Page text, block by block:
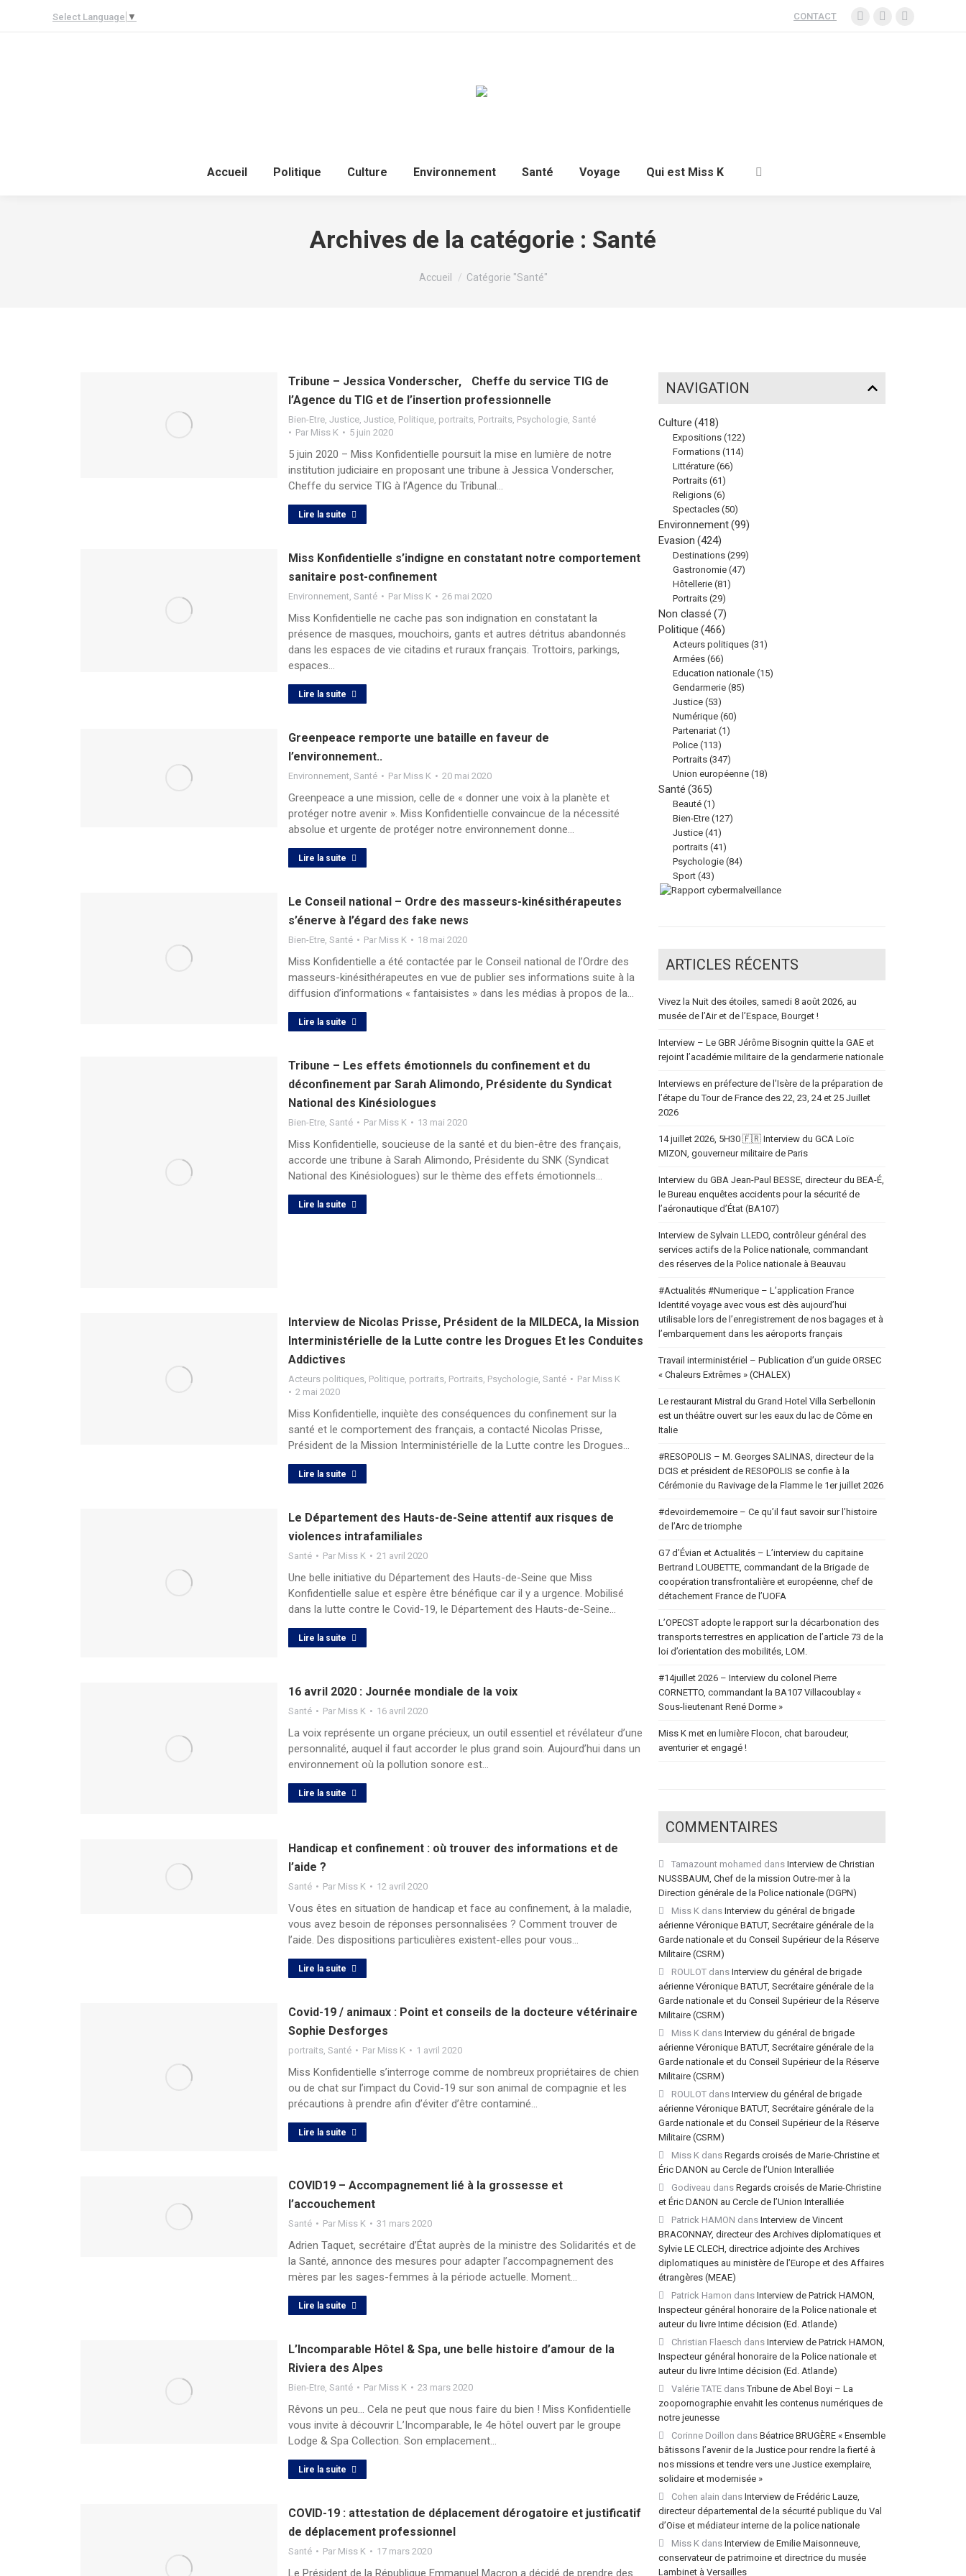
Select Language ▼ CONTACT
Accueil Politique Culture Environnement Santé Voyage Qui est Miss K
Archives de la catégorie : Santé
Vous êtes ici :
Accueil Catégorie "Santé"
Tribune – Jessica Vonderscher, Cheffe du service TIG de
l’Agence du TIG et de l’insertion professionnelle
Bien-Etre,Justice,Justice, Politique, portraits, Portraits, Psychologie,Santé
Par Miss K 5 juin 2020
5 juin 2020 – Miss Konfidentielle poursuit la mise en lumière de notre
institution judiciaire en proposant une tribune à Jessica Vonderscher,
Cheffe du service TIG à l’Agence du Tribunal…
Lire la suite
Miss Konfidentielle s’indigne en constatant notre comportement
sanitaire post-confinement
Environnement,Santé Par Miss K 26 mai 2020
Miss Konfidentielle ne cache pas son indignation en constatant la
présence de masques, mouchoirs, gants et autres détritus abandonnés
dans les espaces de vie citadins et ruraux français. Trottoirs, parkings,
espaces…
Lire la suite
Greenpeace remporte une bataille en faveur de
l’environnement..
Environnement,Santé Par Miss K 20 mai 2020
Greenpeace a une mission, celle de « donner une voix à la planète et
protéger notre avenir ». Miss Konfidentielle convaincue de la nécessité
absolue et urgente de protéger notre environnement donne…
Lire la suite
Le Conseil national – Ordre des masseurs-kinésithérapeutes
s’énerve à l’égard des fake news
Bien-Etre,Santé Par Miss K 18 mai 2020
Miss Konfidentielle a été contactée par le Conseil national de l’Ordre des
masseurs-kinésithérapeutes en vue de publier ses informations suite à la
diffusion d’informations « fantaisistes » dans les médias à propos de la…
Lire la suite
Tribune – Les effets émotionnels du confinement et du
déconfinement par Sarah Alimondo, Présidente du Syndicat
National des Kinésiologues
Bien-Etre,Santé Par Miss K 13 mai 2020
Miss Konfidentielle, soucieuse de la santé et du bien-être des français,
accorde une tribune à Sarah Alimondo, Présidente du SNK (Syndicat
National des Kinésiologues) sur le thème des effets émotionnels…
Lire la suite
Interview de Nicolas Prisse, Président de la MILDECA, la Mission
Interministérielle de la Lutte contre les Drogues Et les Conduites
Addictives
Acteurs politiques Politique portraits Portraits Psychologie ,Santé Par Miss K
2 mai 2020
Miss Konfidentielle, inquiète des conséquences du confinement sur la
santé et le comportement des français, a contacté Nicolas Prisse,
Président de la Mission Interministérielle de la Lutte contre les Drogues…
Lire la suite
Le Département des Hauts-de-Seine attentif aux risques de
violences intrafamiliales
Santé Par Miss K 21 avril 2020
Une belle initiative du Département des Hauts-de-Seine que Miss
Konfidentielle salue et espère être bénéfique car il y a urgence. Mobilisé
dans la lutte contre le Covid-19, le Département des Hauts-de-Seine…
Lire la suite
16 avril 2020 : Journée mondiale de la voix
Santé Par Miss K 16 avril 2020
La voix représente un organe précieux, un outil essentiel et révélateur d’une
personnalité, auquel il faut accorder le plus grand soin. Aujourd’hui dans un
environnement où la pollution sonore est…
Lire la suite
Handicap et confinement : où trouver des informations et de
l’aide ?
Santé Par Miss K 12 avril 2020
Vous êtes en situation de handicap et face au confinement, à la maladie,
vous avez besoin de réponses personnalisées ? Comment trouver de
l’aide. Des dispositions particulières existent-elles pour vous…
Lire la suite
Covid-19 / animaux : Point et conseils de la docteure vétérinaire
Sophie Desforges
portraits,Santé Par Miss K 1 avril 2020
Miss Konfidentielle s’interroge comme de nombreux propriétaires de chien
ou de chat sur l’impact du Covid-19 sur son animal de compagnie et les
précautions à prendre afin d’éviter d’être contaminé…
Lire la suite
COVID19 – Accompagnement lié à la grossesse et
l’accouchement
Santé Par Miss K 31 mars 2020
Adrien Taquet, secrétaire d’État auprès de la ministre des Solidarités et de
la Santé, annonce des mesures pour adapter l’accompagnement des
mères par les sages-femmes à la période actuelle. Moment…
Lire la suite
L’Incomparable Hôtel & Spa, une belle histoire d’amour de la
Riviera des Alpes
Bien-Etre ,Santé Par Miss K 23 mars 2020
Rêvons un peu… Cela ne peut que nous faire du bien ! Miss Konfidentielle
vous invite à découvrir L’Incomparable, le 4e hôtel ouvert par le groupe
Lodge & Spa Collection. Son emplacement…
Lire la suite
COVID-19 : attestation de déplacement dérogatoire et justificatif
de déplacement professionnel
Santé Par Miss K 17 mars 2020
Le Président de la République Emmanuel Macron a décidé de prendre des
NAVIGATION
Culture (418)
Expositions (122)
Formations (114)
Littérature (66)
Portraits (61)
Religions (6)
Spectacles (50)
Environnement(99)
Evasion (424)
Destinations (299)
Gastronomie (47)
Hôtellerie (81)
Portraits (29)
Non classé (7)
Politique (466)
Acteurs politiques (31)
Armées (66)
Education nationale (15)
Gendarmerie (85)
Justice (53)
Numérique (60)
Partenariat (1)
Police (113)
Portraits (347)
Union européenne (18)
Santé (365)
Beauté (1)
Bien-Etre (127)
Justice (41)
portraits (41)
Psychologie (84)
Sport (43)
ARTICLES RÉCENTS
Vivez la Nuit des étoiles, samedi 8 août 2026, au
musée de l’Air et de l’Espace, Bourget !
Interview – Le GBR Jérôme Bisognin quitte la GAE et
rejoint l’académie militaire de la gendarmerie nationale
Interviews en préfecture de l’Isère de la préparation de
l’étape du Tour de France des 22, 23, 24 et 25 Juillet
2026
14 juillet 2026, 5H30 🇫🇷 Interview du GCA Loïc
MIZON, gouverneur militaire de Paris
Interview du GBA Jean-Paul BESSE, directeur du BEA-É,
le Bureau enquêtes accidents pour la sécurité de
l’aéronautique d’État (BA107)
Interview de Sylvain LLEDO, contrôleur général des
services actifs de la Police nationale, commandant
des réserves de la Police nationale à Beauvau
#Actualités #Numerique – L’application France
Identité voyage avec vous est dès aujourd’hui
utilisable lors de l’enregistrement de nos bagages et à
l’embarquement dans les aéroports français
Travail interministériel – Publication d’un guide ORSEC
« Chaleurs Extrêmes » (CHALEX)
Le restaurant Mistral du Grand Hotel Villa Serbellonin
est un théâtre ouvert sur les eaux du lac de Côme en
Italie
#RESOPOLIS – M. Georges SALINAS, directeur de la
DCIS et président de RESOPOLIS se confie à la
Cérémonie du Ravivage de la Flamme le 1er juillet 2026
#devoirdememoire – Ce qu’il faut savoir sur l’histoire
de l’Arc de triomphe
G7 d’Évian et Actualités – L’interview du capitaine
Bertrand LOUBETTE, commandant de la Brigade de
coopération transfrontalière et européenne, chef de
détachement France de l’UOFA
L’OPECST adopte le rapport sur la décarbonation des
transports terrestres en application de l’article 73 de la
loi d’orientation des mobilités, LOM.
#14juillet 2026 – Interview du colonel Pierre
CORNETTO, commandant la BA107 Villacoublay «
Sous-lieutenant René Dorme »
Miss K met en lumière Flocon, chat baroudeur,
aventurier et engagé !
COMMENTAIRES
Tamazount mohamed dans Interview de Christian
NUSSBAUM, Chef de la mission Outre-mer à la
Direction générale de la Police nationale (DGPN)
Miss Kdans Interview du général de brigade
aérienne Véronique BATUT, Secrétaire générale de la
Garde nationale et du Conseil Supérieur de la Réserve
Militaire (CSRM)
ROULOTdans Interview du général de brigade
aérienne Véronique BATUT, Secrétaire générale de la
Garde nationale et du Conseil Supérieur de la Réserve
Militaire (CSRM)
Miss Kdans Interview du général de brigade
aérienne Véronique BATUT, Secrétaire générale de la
Garde nationale et du Conseil Supérieur de la Réserve
Militaire (CSRM)
ROULOTdans Interview du général de brigade
aérienne Véronique BATUT, Secrétaire générale de la
Garde nationale et du Conseil Supérieur de la Réserve
Militaire (CSRM)
Miss Kdans Regards croisés de Marie-Christine et
Éric DANON au Cercle de l’Union Interalliée
Godiveau dans Regards croisés de Marie-Christine
et Éric DANON au Cercle de l’Union Interalliée
Patrick HAMON dans Interview de Vincent
BRACONNAY, directeur des Archives diplomatiques et
Sylvie LE CLECH, directrice adjointe des Archives
diplomatiques au ministère de l’Europe et des Affaires
étrangères (MEAE)
Patrick Hamon dans Interview de Patrick HAMON,
Inspecteur général honoraire de la Police nationale et
auteur du livre Intime décision (Ed. Atlande)
Christian Flaesch dans Interview de Patrick HAMON,
Inspecteur général honoraire de la Police nationale et
auteur du livre Intime décision (Ed. Atlande)
Valérie TATEdansTribune de Abel Boyi – La
zoopornographie envahit les contenus numériques de
notre jeunesse
Corinne Doillon dans Béatrice BRUGÈRE « Ensemble
bâtissons l’avenir de la Justice pour rendre la fierté à
nos missions et tendre vers une Justice exemplaire,
solidaire et modernisée »
Cohen alain dans Interview de Frédéric Lauze,
directeur départemental de la sécurité publique du Val
d’Oise et médiateur interne de la police nationale
Miss Kdans Interview de Emilie Maisonneuve,
conservateur de patrimoine et directrice du musée
Lambinet à Versailles